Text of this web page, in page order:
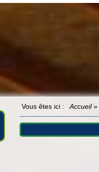
Vous êtes ici : Accueil»